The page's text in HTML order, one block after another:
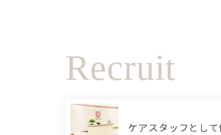
Recruit
ケアスタッフとし